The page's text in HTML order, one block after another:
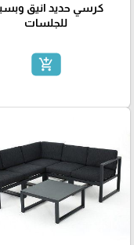
كرسي حديد انيق
للجلسات
add_shopping_cart